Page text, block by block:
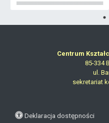
Centrum
85-334
ul.
sekretariat
Deklaracja dostępności